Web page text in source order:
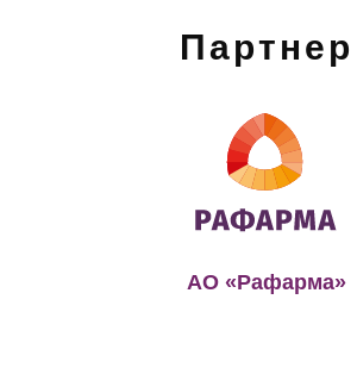
Партнер
АО «Рафарма»